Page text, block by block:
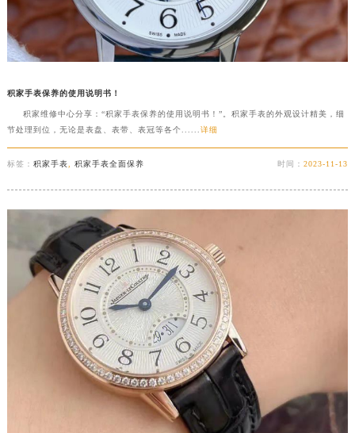
积家手表保养的使用说明书！
积家维修中心分享：“积家手表保养的使用说明书！”。积家手表的外观设计精美，细
节处理到位，无论是表盘、表带、表冠等各个...... 详细
标签： 积家手表 积家手表全面保养 时间：2023-11-13